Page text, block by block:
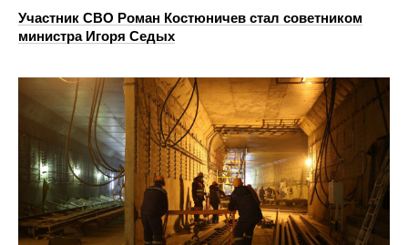
Участник СВО Роман Костюничев стал советником
министра Игоря Седых